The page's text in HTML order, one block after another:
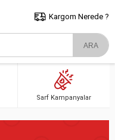
İçi Kargo Bedava!
Kargom Nerede ?
Sarf Kampanyalar